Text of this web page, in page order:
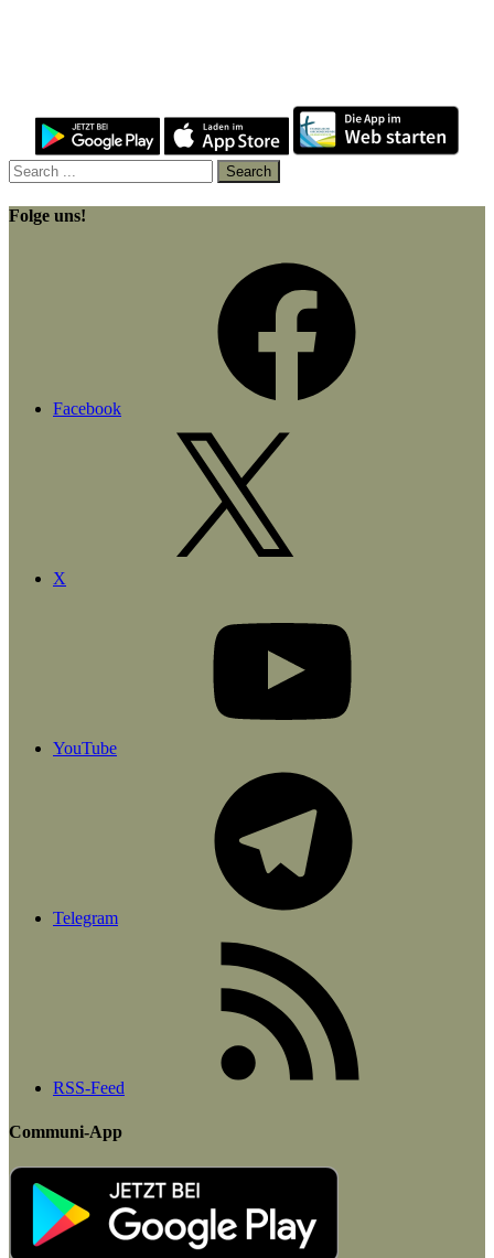
Folge uns!
Facebook
X
YouTube
Telegram
RSS-Feed
Communi-App